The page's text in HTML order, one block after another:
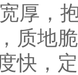
厚，
质地
快，